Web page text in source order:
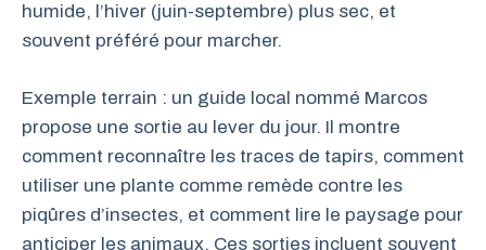
humide, l’hiver (juin-septembre) plus sec, et
souvent préféré pour marcher.
Exemple terrain : un guide local nommé Marcos
propose une sortie au lever du jour. Il montre
comment reconnaître les traces de tapirs, comment
utiliser une plante comme remède contre les
piqûres d’insectes, et comment lire le paysage pour
anticiper les animaux. Ces sorties incluent souvent